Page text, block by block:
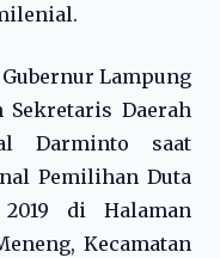
Lampung
Daerah
Darminto saat
Pemilihan Duta
di Halaman
Kecamatan